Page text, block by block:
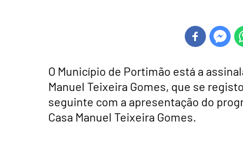
O Município de Portimão está a
Manuel Teixeira Gomes, que se
seguinte com a apresentação do
Casa Manuel Teixeira Gomes.